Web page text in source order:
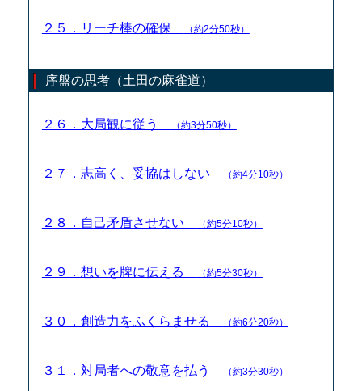
２５．リーチ棒の確保 （約2分50秒）
序盤の思考（土田の麻雀道）
２６．大局観に従う （約3分50秒）
２７．志高く、妥協はしない （約4分10秒）
２８．自己矛盾させない （約5分10秒）
２９．想いを牌に伝える （約5分30秒）
３０．創造力をふくらませる （約6分20秒）
３１．対局者への敬意を払う （約3分30秒）